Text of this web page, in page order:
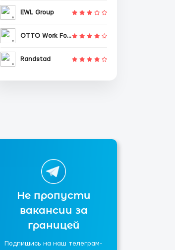
EWL Group
OTTO Work Force
Randstad
Не пропусти
вакансии за
границей
Подпишись на наш телеграм-